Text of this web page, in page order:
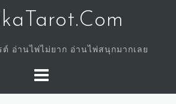
อ่านไพ่ไม่ยาก อ่านไพ่สนุกมากเลย